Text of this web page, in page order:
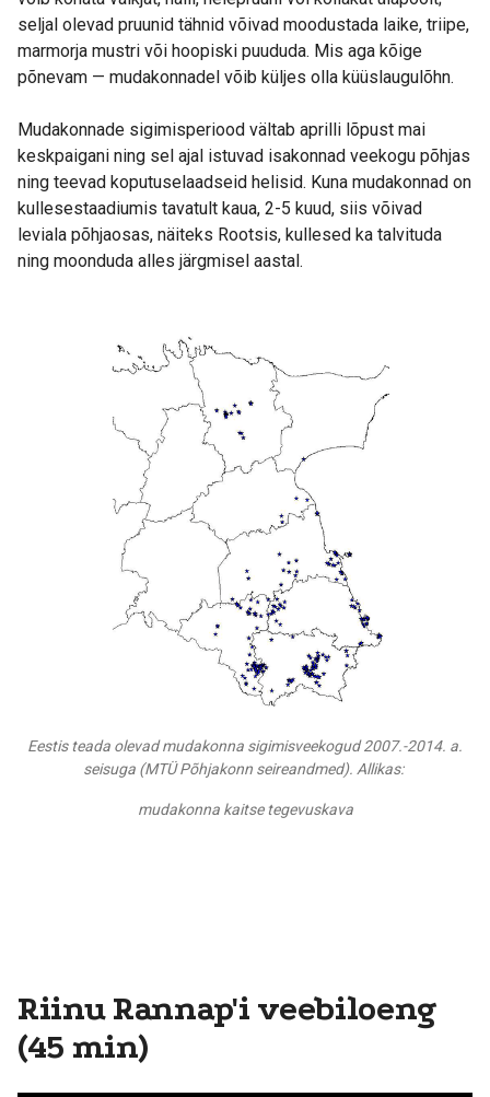
seljal olevad pruunid tähnid võivad moodustada laike, triipe,
marmorja mustri või hoopiski puududa. Mis aga kõige
põnevam — mudakonnadel võib küljes olla küüslaugulõhn.
Mudakonnade sigimisperiood vältab aprilli lõpust mai
keskpaigani ning sel ajal istuvad isakonnad veekogu põhjas
ning teevad koputuselaadseid helisid. Kuna mudakonnad on
kullesestaadiumis tavatult kaua, 2-5 kuud, siis võivad
leviala põhjaosas, näiteks Rootsis, kullesed ka talvituda
ning moonduda alles järgmisel aastal.
Eestis teada olevad mudakonna sigimisveekogud 2007.-2014. a.
seisuga (MTÜ Põhjakonn seireandmed). Allikas:
mudakonna kaitse tegevuskava
Riinu Rannap'i veebiloeng
(45 min)